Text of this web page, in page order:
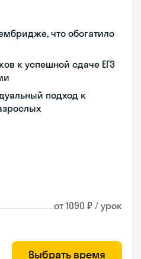
что обогатило
к успешной сдаче ЕГЭ
подход к
от 1090 ₽ / урок
Выбрать время